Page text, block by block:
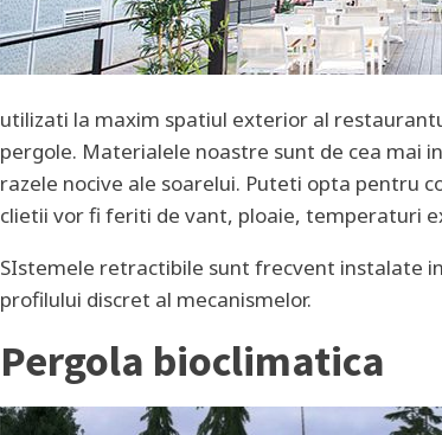
utilizati la maxim spatiul exterior al
pergole. Materialele noastre sunt de cea mai
razele nocive ale soarelui. Puteti opta pentru
clietii vor fi feriti de vant, ploaie, temperaturi
SIstemele retractibile sunt frecvent instalate
profilului discret al mecanismelor.
Pergola bioclimatica